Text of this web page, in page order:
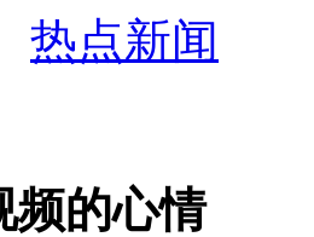
躺雪地热点新闻
频的心情